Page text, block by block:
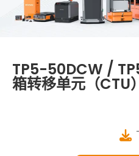
TP5-50DCW /
箱转移单元（CTU）